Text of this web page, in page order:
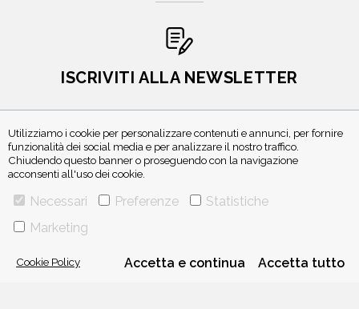
Utilizziamo i cookie per personalizzare contenuti e annunci, per fornire
funzionalità dei social media e per analizzare il nostro traffico.
Chiudendo questo banner o proseguendo con la navigazione
acconsenti all'uso dei cookie.
Necessari Preferenze
Statistiche
Marketing
Cookie Policy Accetta e continua Accetta tutto
ISCRIVITI ALLA NEWSLETTER
TELEFONO0234597626- FAX 0234597206